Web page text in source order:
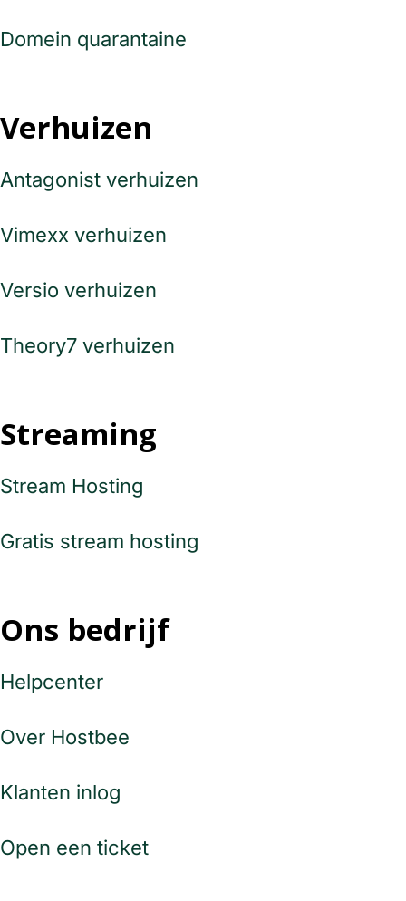
Domein quarantaine
Verhuizen
Antagonist verhuizen
Vimexx verhuizen
Versio verhuizen
Theory7 verhuizen
Streaming
Stream Hosting
Gratis stream hosting
Ons bedrijf
Helpcenter
Over Hostbee
Klanten inlog
Open een ticket